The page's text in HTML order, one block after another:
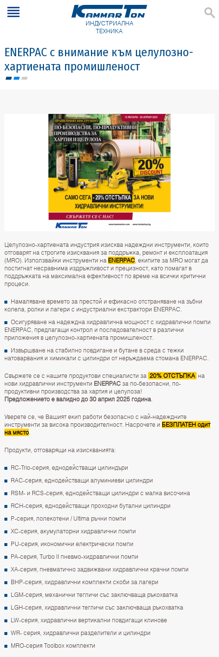
ИНДУСТРИАЛНА
ТЕХНИКА
ENERPAC с внимание към целулозно-
хартиената промишленост
Целулозно-хартиената индустрия изисква надеждни инструменти, които
отговарят на строгите изисквания за поддръжка, ремонт и експлоатация
(MRO). Използвайки инструменти на ENERPAC, екипите за MRO могат да
постигнат несравнима издръжливост и прецизност, като помагат в
поддръжката на максимална ефективност по време на всички критични
процеси.
Намаляване времето за престой и ефикасно отстраняване на зъбни
колела, ролки и лагери с индустриални екстрактори ENERPAC.
Осигуряване на надеждна хидравлична мощност с хидравлични помпи
ENERPAC, предлагащи контрол и последователност в различни
приложения в целулозно-хартиената промишленост.
Извършване на стабилно повдигане и бутане в среда с тежки
натоварвания и химикали с цилиндри от неръждаема стомана ENERPAC.
Свържете се с нашите продуктови специалисти за 20% ОТСТЪПКА на
нови хидравлични инструменти ENERPACза по-безопасни, по-
продуктивни производства за хартия и целулоза!
Предложението е валидно до 30 април 2025 година.
Уверете се, че Вашият екип работи безопасно с най-надеждните
инструменти за висока производителност. Насрочете и БЕЗПЛАТЕН одит
на място.
Продукти, отговарящи на изискванията:
RC-Trio-серия, еднодействащи цилиндъри
RAC-серия, еднодействащи алуминиеви цилиндри
RSM- и RCS-серия, еднодействащи цилиндри с малка височина
RCH-серия, еднодействащи проходни бутални цилиндри
P-серия, лолекотени / Ultima ръчни помпи
XC-серия, акумулаторни хидравлични помпи
PU-серия, икономични електрически помпи
PA-серия, Turbo II пневмо-хидравлични помпи
XA-серия, пневматично задвижвани хидравлични крачни помпи
BHP-серия, хидравлични комплекти скоби за лагери
LGM-серия, механични тегличи със заключваща ръкохватка
LGH-серия, хидравлични тегличи със заключваща ръкохватка
LW-серия, хидравлични вертикални повдигащи клинове
WR- серия, хидравлични разделители и цилиндри
MRO-серия Toolbox комплекти